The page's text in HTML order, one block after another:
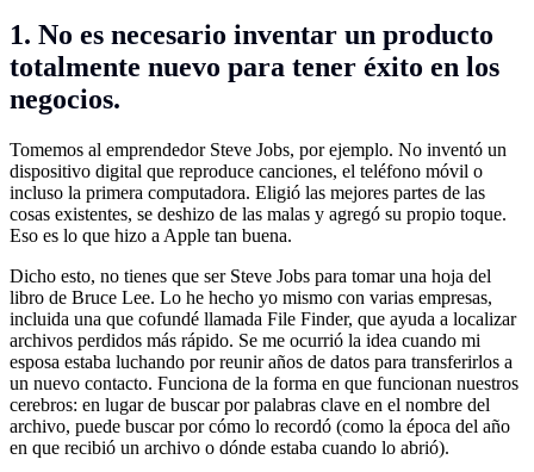
1. No es necesario inventar un producto
totalmente nuevo para tener éxito en los
negocios.
Tomemos al emprendedor Steve Jobs, por ejemplo. No inventó un
dispositivo digital que reproduce canciones, el teléfono móvil o
incluso la primera computadora. Eligió las mejores partes de las
cosas existentes, se deshizo de las malas y agregó su propio toque.
Eso es lo que hizo a Apple tan buena.
Dicho esto, no tienes que ser Steve Jobs para tomar una hoja del
libro de Bruce Lee. Lo he hecho yo mismo con varias empresas,
incluida una que cofundé llamada File Finder, que ayuda a localizar
archivos perdidos más rápido. Se me ocurrió la idea cuando mi
esposa estaba luchando por reunir años de datos para transferirlos a
un nuevo contacto. Funciona de la forma en que funcionan nuestros
cerebros: en lugar de buscar por palabras clave en el nombre del
archivo, puede buscar por cómo lo recordó (como la época del año
en que recibió un archivo o dónde estaba cuando lo abrió).